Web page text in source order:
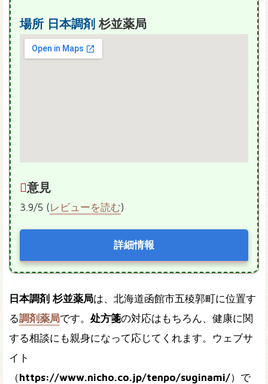
場所 日本調剤 杉並薬局
意見
3.9/5 (レビューを読む)
詳細情報
日本調剤 杉並薬局は、北海道函館市五稜郭町に位置す
る調剤薬局です。 处方箋の対応はもちろん、健康に関
する相談にも親身になって応じてくれます。ウェブサ
イト
（https://www.nicho.co.jp/tenpo/suginami/）で